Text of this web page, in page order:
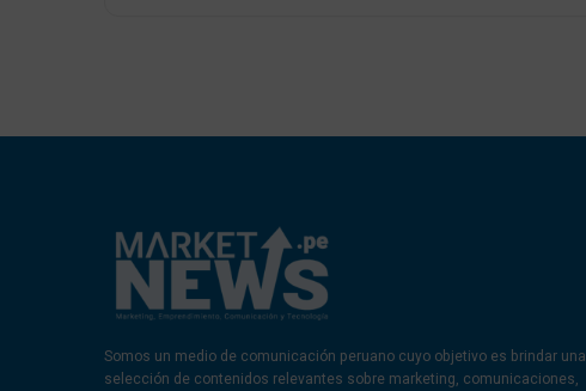
Somos un medio de comunicación peruano cuyo objetivo es brindar una
selección de contenidos relevantes sobre marketing, comunicaciones,